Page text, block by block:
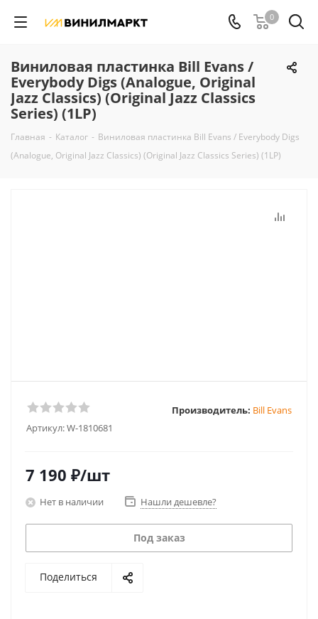
0
Виниловая пластинка Bill Evans /
Everybody Digs (Analogue, Original
Jazz Classics) (Original Jazz Classics
Series) (1LP)
Главная - Каталог - Виниловая пластинка Bill Evans / Everybody Digs
(Analogue, Original Jazz Classics) (Original Jazz Classics Series) (1LP)
Артикул:W-1810681
Производитель: Bill Evans
7 190 ₽/шт
Нет в наличии Нашли дешевле?
Под заказ
Поделиться